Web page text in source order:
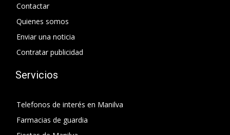
Contactar
Quienes somos
Enviar una noticia
Contratar publicidad
Servicios
Telefonos de interés en Manilva
Farmacias de guardia